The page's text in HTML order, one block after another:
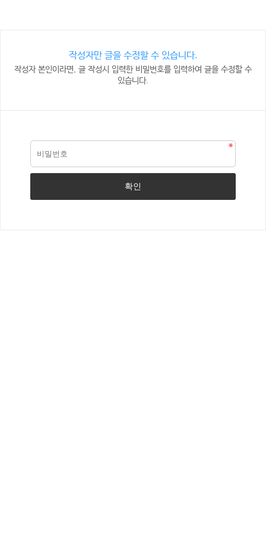
작성자만 글을 수정할 수 있습니다.
작성자 본인이라면, 글 작성시 입력한 비밀번호를 입력하여 글을 수정할 수
있습니다.